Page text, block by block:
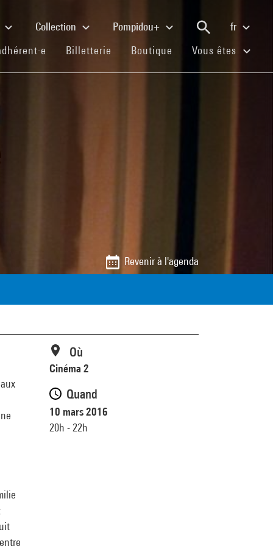
Collection Pompidou+
fr
(current)
Billetterie (current)
Boutique (current)
Vous êtes
Revenir à l'agenda
Où
Cinéma 2
Quand
10 mars 2016
20h - 22h